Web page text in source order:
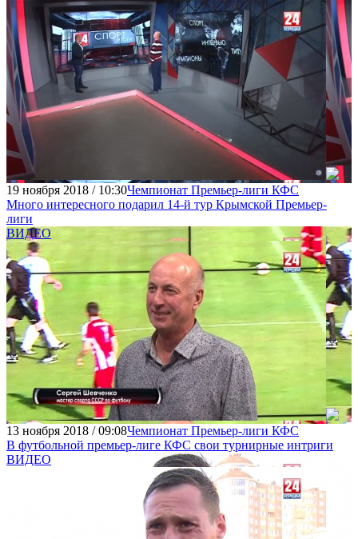
19 ноября 2018 / 10:30Чемпионат Премьер-лиги КФС
Много интересного подарил 14-й тур Крымской Премьер-
лиги
ВИДЕО
13 ноября 2018 / 09:08Чемпионат Премьер-лиги КФС
В футбольной премьер-лиге КФС свои турнирные интриги
ВИДЕО